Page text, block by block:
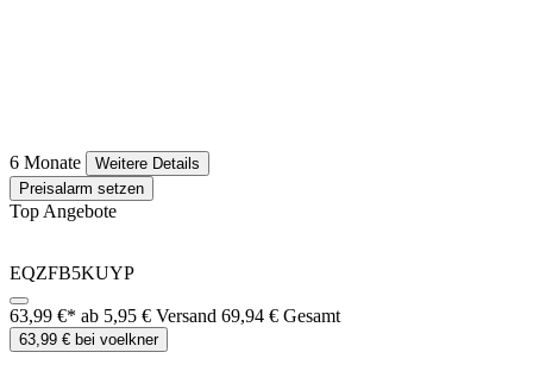
6 Monate
Weitere Details
Preisalarm setzen
Top Angebote
EQZFB5KUYP
63,99 €* ab 5,95 € Versand 69,94 € Gesamt
63,99 € bei voelkner